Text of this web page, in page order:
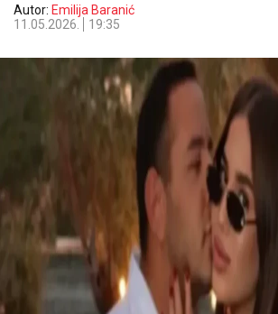
Autor: Emilija Baranić
11.05.2026.
19:35